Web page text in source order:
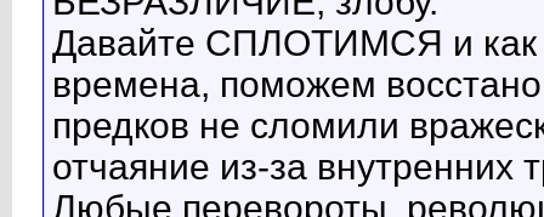
Давайте СПЛОТИМСЯ и как
времена, поможем
предков не сломили
отчаяние из-за внутренних
Любые перевороты,